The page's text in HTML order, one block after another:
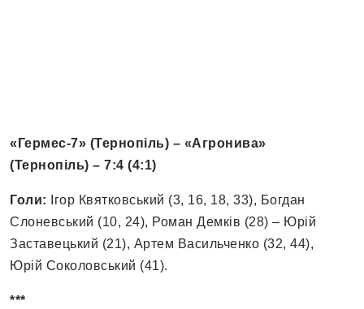
«Гермес-7» (Тернопіль) – «Агронива»
(Тернопіль) – 7:4 (4:1)
Голи: Ігор Квятковський (3, 16, 18, 33), Богдан
Слоневський (10, 24), Роман Демків (28) – Юрій
Заставецький (21), Артем Васильченко (32, 44),
Юрій Соколовський (41).
***